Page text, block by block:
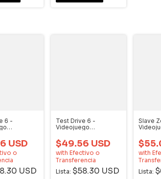
6 -
USD
o
USD
Test Drive 6 -
Videojuego
$49.56 USD
with Efectivo o
Transferencia
Lista: $58.30 USD
Slave
with
Lista: